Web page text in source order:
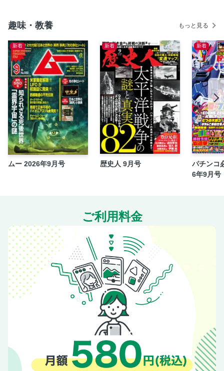
趣味・教養 もっと見る
新着
ムー 2026年9月号
新着
歴史人 9月号
新着
パチンコ
6年9月号
ご利用料金